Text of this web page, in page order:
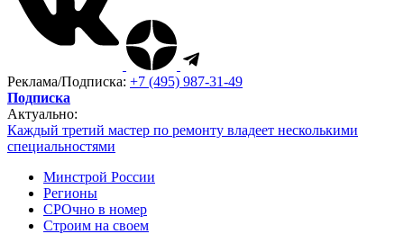
Реклама/Подписка: +7 (495) 987-31-49
Подписка
Актуально:
Каждый третий мастер по ремонту владеет несколькими
специальностями
Минстрой России
Регионы
СРОчно в номер
Строим на своем